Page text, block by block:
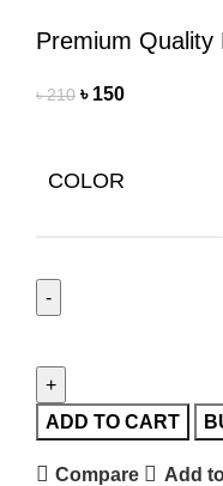
Premium Quality
৳210 ৳ 150
COLOR
ADD TO CART
Compare Add